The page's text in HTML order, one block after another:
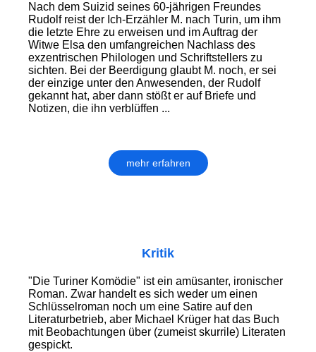
Nach dem Suizid seines 60-jährigen Freundes
Rudolf reist der Ich-Erzähler M. nach Turin, um ihm
die letzte Ehre zu erweisen und im Auftrag der
Witwe Elsa den umfangreichen Nachlass des
exzentrischen Philologen und Schriftstellers zu
sichten. Bei der Beerdigung glaubt M. noch, er sei
der einzige unter den Anwesenden, der Rudolf
gekannt hat, aber dann stößt er auf Briefe und
Notizen, die ihn verblüffen ...
mehr erfahren
Kritik
"Die Turiner Komödie" ist ein amüsanter, ironischer
Roman. Zwar handelt es sich weder um einen
Schlüsselroman noch um eine Satire auf den
Literaturbetrieb, aber Michael Krüger hat das Buch
mit Beobachtungen über (zumeist skurrile) Literaten
gespickt.